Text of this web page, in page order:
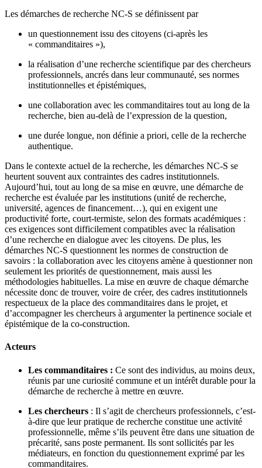
Les démarches de recherche NC-S se définissent par
un questionnement issu des citoyens (ci-après les
« commanditaires »),
la réalisation d’une recherche scientifique par des chercheurs
professionnels, ancrés dans leur communauté, ses normes
institutionnelles et épistémiques,
une collaboration avec les commanditaires tout au long de la
recherche, bien au-delà de l’expression de la question,
une durée longue, non définie a priori, celle de la recherche
authentique.
Dans le contexte actuel de la recherche, les démarches NC-S se
heurtent souvent aux contraintes des cadres institutionnels.
Aujourd’hui, tout au long de sa mise en œuvre, une démarche de
recherche est évaluée par les institutions (unité de recherche,
université, agences de financement…), qui en exigent une
productivité forte, court-termiste, selon des formats académiques :
ces exigences sont difficilement compatibles avec la réalisation
d’une recherche en dialogue avec les citoyens. De plus, les
démarches NC-S questionnent les normes de construction de
savoirs : la collaboration avec les citoyens amène à questionner non
seulement les priorités de questionnement, mais aussi les
méthodologies habituelles. La mise en œuvre de chaque démarche
nécessite donc de trouver, voire de créer, des cadres institutionnels
respectueux de la place des commanditaires dans le projet, et
d’accompagner les chercheurs à argumenter la pertinence sociale et
épistémique de la co-construction.
Acteurs
Les commanditaires : Ce sont des individus, au moins deux,
réunis par une curiosité commune et un intérêt durable pour la
démarche de recherche à mettre en œuvre.
Les chercheurs : Il s’agit de chercheurs professionnels, c’est-
à-dire que leur pratique de recherche constitue une activité
professionnelle, même s’ils peuvent être dans une situation de
précarité, sans poste permanent. Ils sont sollicités par les
médiateurs, en fonction du questionnement exprimé par les
commanditaires.